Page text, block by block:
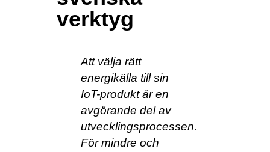
verktyg
Att välja rätt
energikälla till sin
IoT-produkt är en
avgörande del av
utvecklingsprocessen.
För mindre och